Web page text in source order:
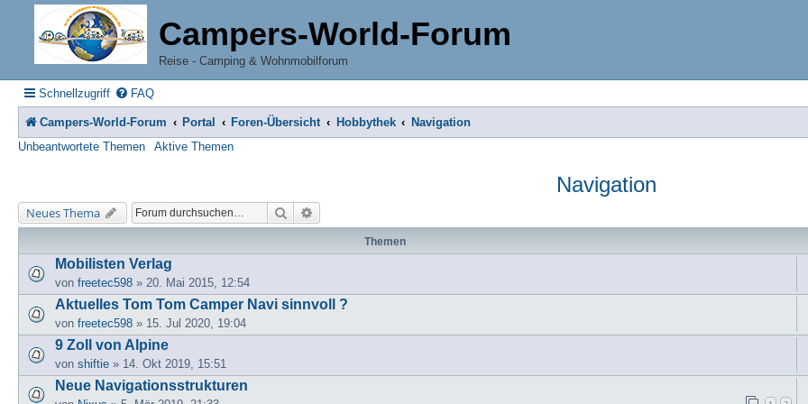
Campers-World-Forum
Reise - Camping & Wohnmobilforum
Schnellzugriff FAQ
Campers-World-Forum Portal Foren-Übersicht Hobbythek
Navigation
Unbeantwortete Themen
Aktive Themen
Navigation
Neues Thema Suche
Themen
Mobilisten Verlag
von freetec598 » 20. Mai 2015, 12:54
Aktuelles Tom Tom Camper Navi sinnvoll ?
von freetec598 » 15. Jul 2020, 19:04
9 Zoll von Alpine
von shiftie » 14. Okt 2019, 15:51
Neue Navigationsstrukturen